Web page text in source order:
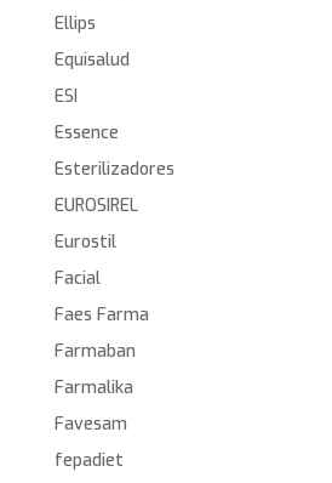
Ellips
Equisalud
ESI
Essence
Esterilizadores
EUROSIREL
Eurostil
Facial
Faes Farma
Farmaban
Farmalika
Favesam
fepadiet